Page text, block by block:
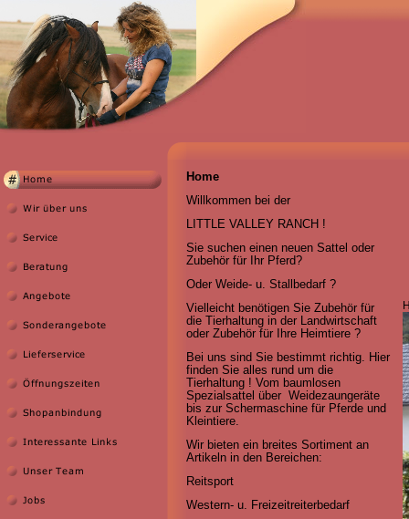
Home
Willkommen bei der
LITTLE VALLEY RANCH !
Sie suchen einen neuen Sattel oder
Zubehör für Ihr Pferd?
Oder Weide- u. Stallbedarf ?
Vielleicht benötigen Sie Zubehör für
die Tierhaltung in der Landwirtschaft
oder Zubehör für Ihre Heimtiere ?
Bei uns sind Sie bestimmt richtig. Hier
finden Sie alles rund um die
Tierhaltung ! Vom baumlosen
Spezialsattel über Weidezaungeräte
bis zur Schermaschine für Pferde und
Kleintiere.
Wir bieten ein breites Sortiment an
Artikeln in den Bereichen:
Reitsport
Western- u. Freizeitreiterbedarf